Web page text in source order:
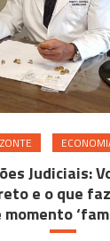
Judiciais:
e o que
momento